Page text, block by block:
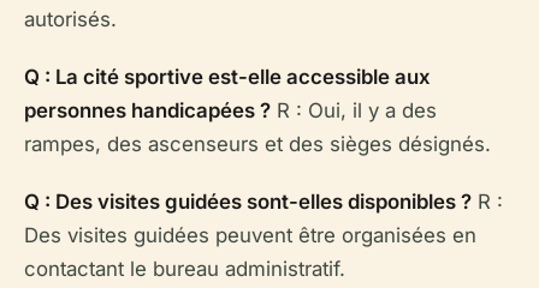
autorisés.
Q : La cité sportive est-elle accessible aux
personnes handicapées ? R : Oui, il y a des
rampes, des ascenseurs et des sièges désignés.
Q : Des visites guidées sont-elles disponibles ? R :
Des visites guidées peuvent être organisées en
contactant le bureau administratif.